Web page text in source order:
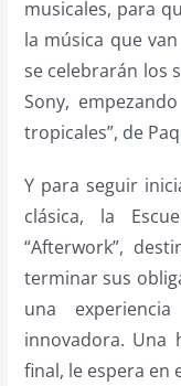
musicales, para
la música que
se celebrarán los
Sony,
tropicales”, de
Y para seguir
clásica, la
“Afterwork”,
terminar sus
una
innovadora. Una
final, le espera